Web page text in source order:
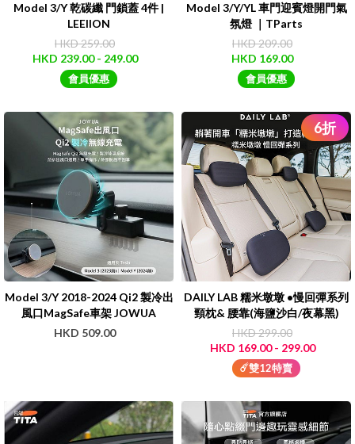
Model 3/Y 乾碳纖 門鎖蓋 4件 |
LEEIION
HKD 259.00
HKD 239.00 - 249.00
會員優惠
Model 3/Y/YL 車門迎賓燈開門氣
氛燈 ｜TParts
HKD 209.00
HKD 169.00
會員優惠
Model 3/Y 2018-2024 Qi2 製冷出
風口MagSafe車架 JOWUA
HKD 509.00
6折
DAILY LAB 糯米墩墩 •慢回彈系列
頸枕& 腰靠(海鹽沙白/夜幕黑)
HKD 299.00
HKD 169.00 - 299.00
☄️雙12特賣